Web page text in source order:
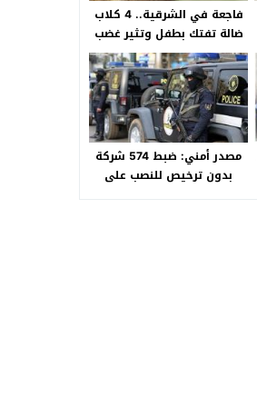
فاجعة في الشرقية.. 4 كلاب
ضالة تفتك بطفل وتثير غضب
الأهالي بالصالحية الجديدة
مصدر أمني: ضبط 574 شركة
بدون ترخيص للنصب على